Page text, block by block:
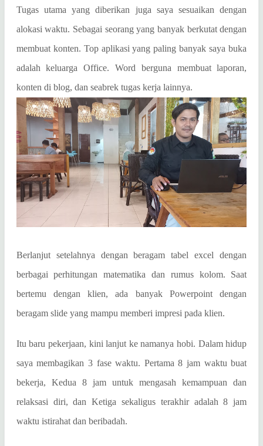
Tugas utama yang diberikan juga saya sesuaikan dengan
alokasi waktu. Sebagai seorang yang banyak berkutat dengan
membuat konten. Top aplikasi yang paling banyak saya buka
adalah keluarga Office. Word berguna membuat laporan,
konten di blog, dan seabrek tugas kerja lainnya.
Berlanjut setelahnya dengan beragam tabel excel dengan
berbagai perhitungan matematika dan rumus kolom. Saat
bertemu dengan klien, ada banyak Powerpoint dengan
beragam slide yang mampu memberi impresi pada klien.
Itu baru pekerjaan, kini lanjut ke namanya hobi. Dalam hidup
saya membagikan 3 fase waktu. Pertama 8 jam waktu buat
bekerja, Kedua 8 jam untuk mengasah kemampuan dan
relaksasi diri, dan Ketiga sekaligus terakhir adalah 8 jam
waktu istirahat dan beribadah.